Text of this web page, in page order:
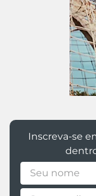
Inscreva-se